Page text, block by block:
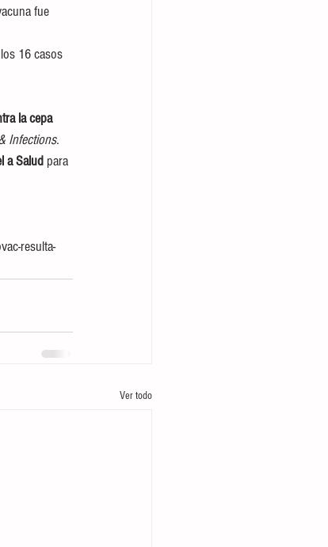
fue
16 casos
la cepa
Infections.
a Salud para
resulta-
Ver todo